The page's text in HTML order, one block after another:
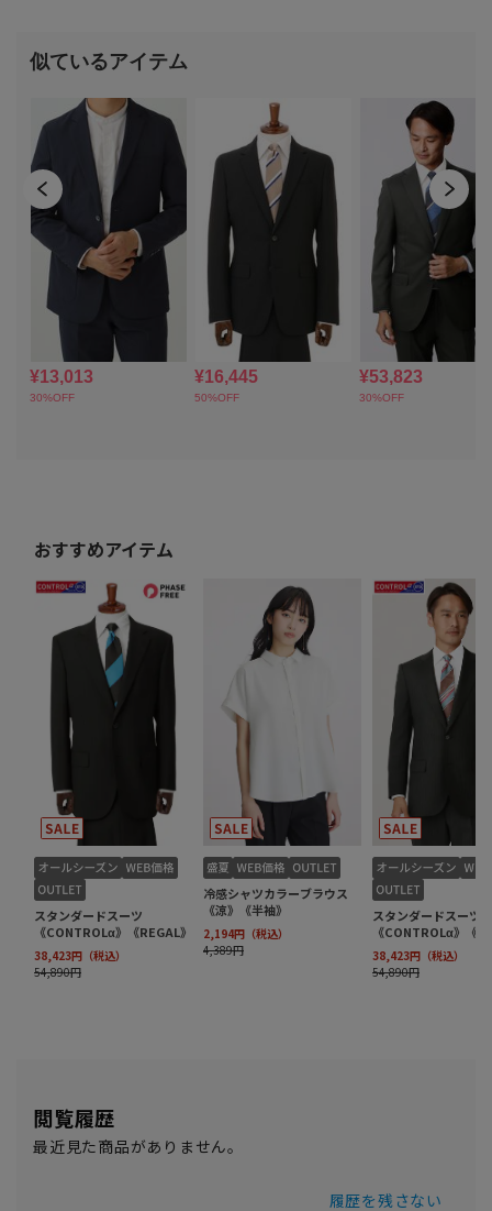
閲覧履歴
最近見た商品がありません。
履歴を残さない